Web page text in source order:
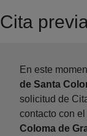
Cita
En este
de Santa
solicitud de
contacto con el
Coloma de